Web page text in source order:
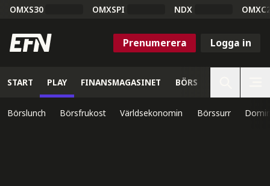
OMXS30 OMXSPI NDX
Prenumerera Logga in
START PLAY FINANSMAGASINET BÖRS
Börslunch Börsfrukost Världsekonomin Börssurr